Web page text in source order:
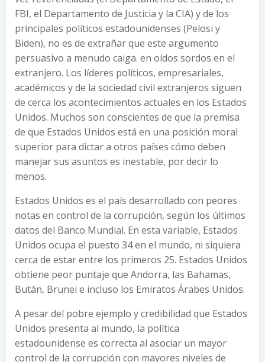
FBI, el Departamento de Justicia y la CIA) y de los
principales políticos estadounidenses (Pelosi y
Biden), no es de extrañar que este argumento
persuasivo a menudo caiga. en oídos sordos en el
extranjero. Los líderes políticos, empresariales,
académicos y de la sociedad civil extranjeros siguen
de cerca los acontecimientos actuales en los Estados
Unidos. Muchos son conscientes de que la premisa
de que Estados Unidos está en una posición moral
superior para dictar a otros países cómo deben
manejar sus asuntos es inestable, por decir lo
menos.
Estados Unidos es el país desarrollado con peores
notas en control de la corrupción, según los últimos
datos del Banco Mundial. En esta variable, Estados
Unidos ocupa el puesto 34 en el mundo, ni siquiera
cerca de estar entre los primeros 25. Estados Unidos
obtiene peor puntaje que Andorra, las Bahamas,
Bután, Brunei e incluso los Emiratos Árabes Unidos.
A pesar del pobre ejemplo y credibilidad que Estados
Unidos presenta al mundo, la política
estadounidense es correcta al asociar un mayor
control de la corrupción con mayores niveles de